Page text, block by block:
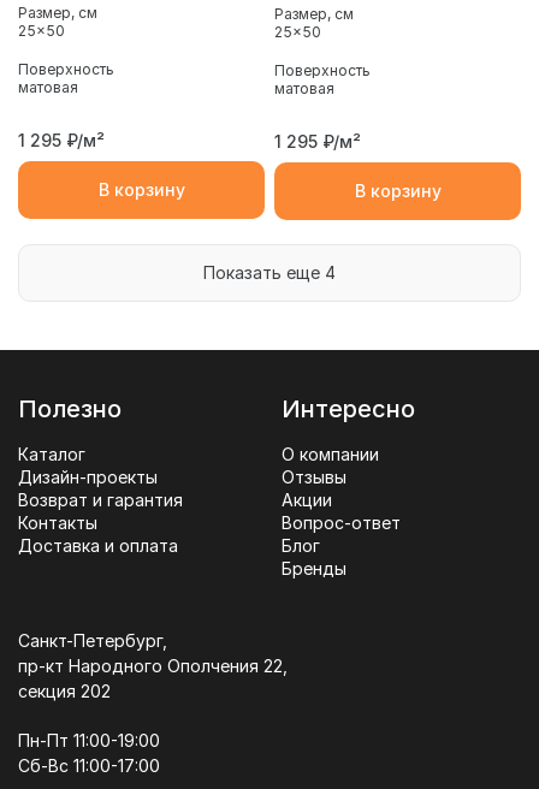
Размер, см
25x50
Поверхность
матовая
1 295 ₽/м²
В корзину
Размер, см
25x50
Поверхность
матовая
1 295 ₽/м²
В корзину
Показать еще 4
Полезно
Каталог
Дизайн-проекты
Возврат и гарантия
Контакты
Доставка и оплата
Интересно
О компании
Отзывы
Акции
Вопрос-ответ
Блог
Бренды
Санкт-Петербург,
пр-кт Народного Ополчения 22,
секция 202
Пн-Пт 11:00-19:00
Сб-Вс 11:00-17:00